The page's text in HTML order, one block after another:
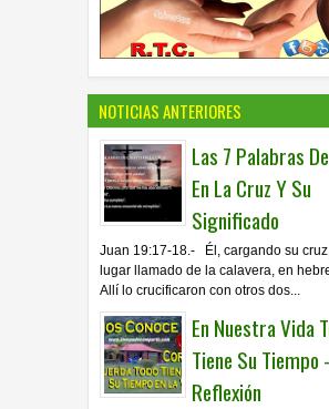
NOTICIAS ANTERIORES
Las 7 Palabras
En La Cruz Y Su
Significado
Juan 19:17-18.- Él, cargando su
lugar llamado de la calavera, en
Allí lo crucificaron con otros dos...
En Nuestra Vida
Tiene Su Tiempo -
Reflexión